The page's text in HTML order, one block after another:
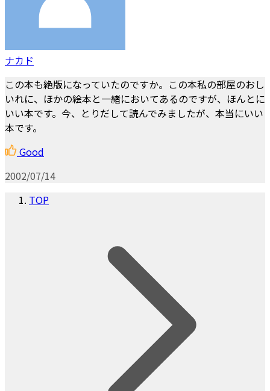
ナカド
この本も絶版になっていたのですか。この本私の部屋のおし
いれに、ほかの絵本と一緒においてあるのですが、ほんとに
いい本です。今、とりだして読んでみましたが、本当にいい
本です。
Good
2002/07/14
TOP